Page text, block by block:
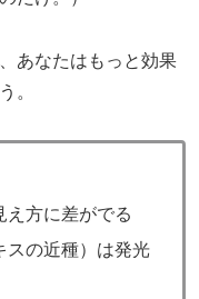
あなたはもっと効果
。
え方に差がでる
スの近種）は発光